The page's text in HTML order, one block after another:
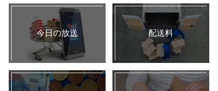
今日の放送 配送料